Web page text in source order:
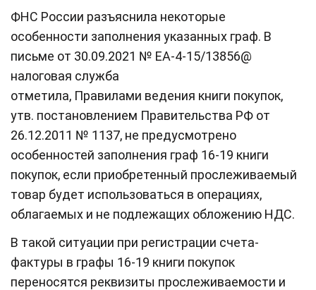
ФНС России разъяснила некоторые
особенности заполнения указанных граф. В
письме от 30.09.2021 № ЕА-4-15/13856@
налоговая служба
отметила, Правилами ведения книги покупок,
утв. постановлением Правительства РФ от
26.12.2011 № 1137, не предусмотрено
особенностей заполнения граф 16-19 книги
покупок, если приобретенный прослеживаемый
товар будет использоваться в операциях,
облагаемых и не подлежащих обложению НДС.
В такой ситуации при регистрации счета-
фактуры в графы 16-19 книги покупок
переносятся реквизиты прослеживаемости и